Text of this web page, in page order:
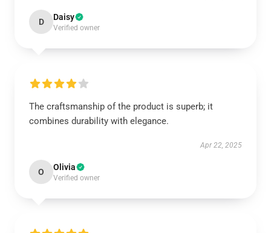
D Daisy
Verified owner
The craftsmanship of the product is superb; it
combines durability with elegance.
Apr 22, 2025
O Olivia
Verified owner